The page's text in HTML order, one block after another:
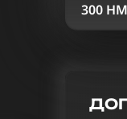
300 HM